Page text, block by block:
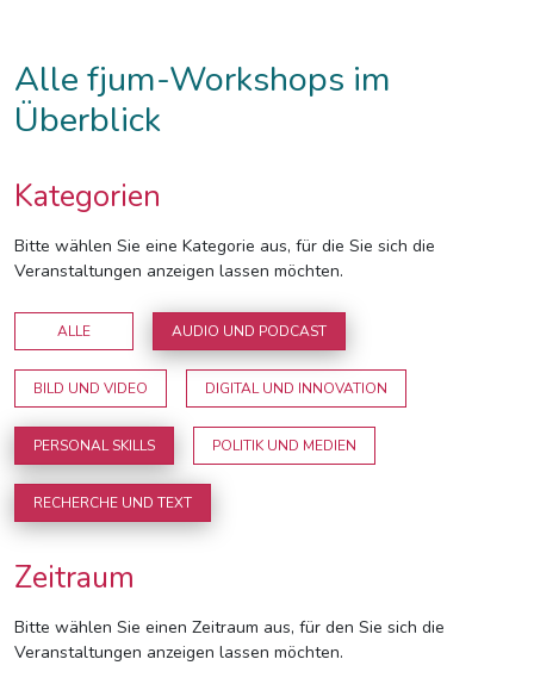
Alle fjum-Workshops im
Überblick
Kategorien
Bitte wählen Sie eine Kategorie aus, für die Sie sich die
Veranstaltungen anzeigen lassen möchten.
ALLE AUDIO UND PODCAST
BILD UND VIDEO DIGITAL UND INNOVATION
PERSONAL SKILLS POLITIK UND MEDIEN
RECHERCHE UND TEXT
Zeitraum
Bitte wählen Sie einen Zeitraum aus, für den Sie sich die
Veranstaltungen anzeigen lassen möchten.